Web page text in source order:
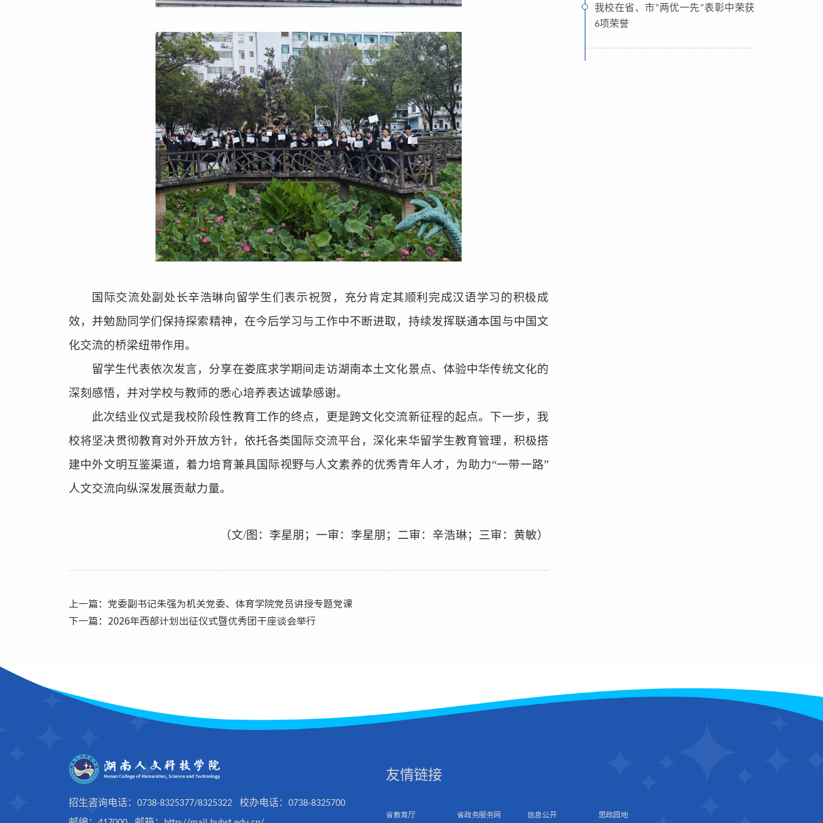
国际交流处副处长辛浩琳向留学生们表示祝贺，充分肯定其顺利完成汉语学习的积极成
效，并勉励同学们保持探索精神，在今后学习与工作中不断进取，持续发挥联通本国与中国文
化交流的桥梁纽带作用。
留学生代表依次发言，分享在娄底求学期间走访湖南本土文化景点、体验中华传统文化的
深刻感悟，并对学校与教师的悉心培养表达诚挚感谢。
此次结业仪式是我校阶段性教育工作的终点，更是跨文化交流新征程的起点。下一步，我
校将坚决贯彻教育对外开放方针，依托各类国际交流平台，深化来华留学生教育管理，积极搭
建中外文明互鉴渠道，着力培育兼具国际视野与人文素养的优秀青年人才，为助力“一带一路”
人文交流向纵深发展贡献力量。
（文/图 ： 李星朋 ；一审：李星朋；二审：辛浩琳；三审：黄敏）
我校在省、市“两优一先”表彰中荣获
6项荣誉
上一篇：党委副书记朱强为机关党委、体育学院党员讲授专题党课
下一篇：2026年西部计划出征仪式暨优秀团干座谈会举行
招生咨询电话：0738-8325377/8325322 校办电话：0738-8325700
友情链接
省教育厅 省政务服务网 信息公开 思政园地